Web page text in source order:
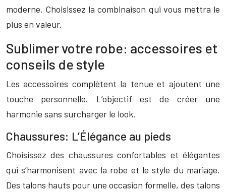
moderne. Choisissez la combinaison qui vous mettra le
plus en valeur.
Sublimer votre robe: accessoires et
conseils de style
Les accessoires complètent la tenue et ajoutent une
touche personnelle. L’objectif est de créer une
harmonie sans surcharger le look.
Chaussures: L’Élégance au pieds
Choisissez des chaussures confortables et élégantes
qui s’harmonisent avec la robe et le style du mariage.
Des talons hauts pour une occasion formelle, des talons